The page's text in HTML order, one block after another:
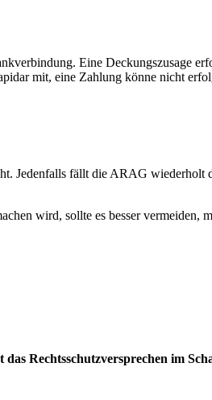
Eine Deckungszusage
mit, eine Zahlung könne nicht
Jedenfalls fällt die ARAG
wird, sollte es besser
das Rechtsschutzversprechen im